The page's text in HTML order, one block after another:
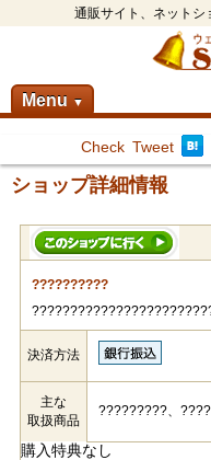
通販サイト、ネットシ
Menu ▼
Check Tweet
ショップ詳細情報
??????????
決済方法
主な
取扱商品
?????????、
購入特典なし